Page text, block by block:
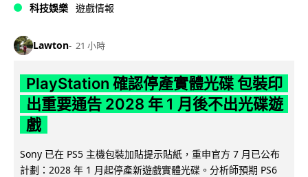
科技娛樂 遊戲情報
Lawton 21 小時
PlayStation 確認停產實體光碟 包裝印
出重要通告 2028 年 1 月後不出光碟遊
戲
Sony 已在 PS5 主機包裝加貼提示貼紙，重申官方 7 月已公布
計劃：2028 年 1 月起停產新遊戲實體光碟。分析師預期 PS6